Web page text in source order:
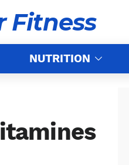
Fitness
NUTRITION